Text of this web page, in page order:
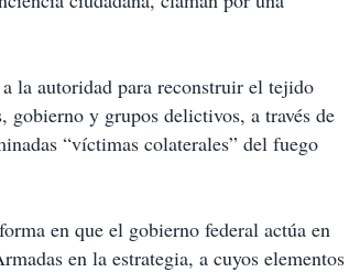
la autoridad para reconstruir el tejido
gobierno y grupos delictivos, a través de
“víctimas colaterales” del fuego
en que el gobierno federal actúa en
en la estrategia, a cuyos elementos